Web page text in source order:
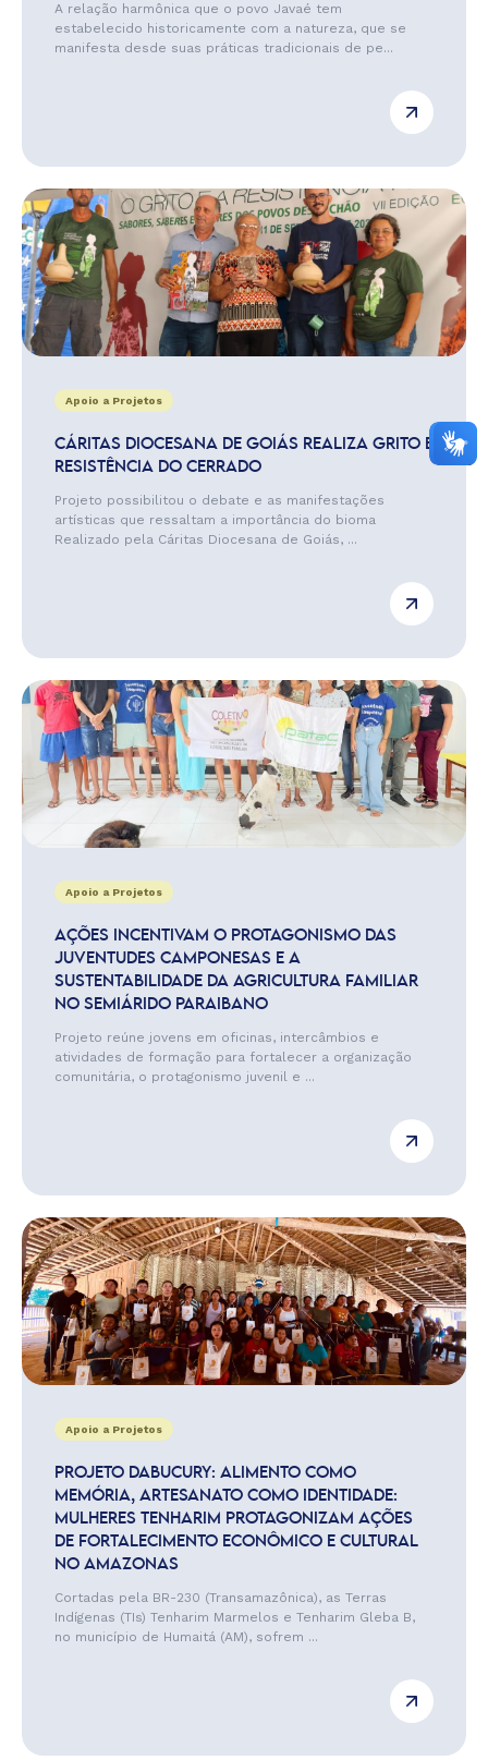
A relação harmônica que o povo Javaé tem
estabelecido historicamente com a natureza, que se
manifesta desde suas práticas tradicionais de pe...
Apoio a Projetos
CÁRITAS DIOCESANA DE GOIÁS REALIZA GRITO E
RESISTÊNCIA DO CERRADO
Projeto possibilitou o debate e as manifestações
artísticas que ressaltam a importância do bioma
Realizado pela Cáritas Diocesana de Goiás, ...
Apoio a Projetos
AÇÕES INCENTIVAM O PROTAGONISMO DAS
JUVENTUDES CAMPONESAS E A
SUSTENTABILIDADE DA AGRICULTURA FAMILIAR
NO SEMIÁRIDO PARAIBANO
Projeto reúne jovens em oficinas, intercâmbios e
atividades de formação para fortalecer a organização
comunitária, o protagonismo juvenil e ...
Apoio a Projetos
PROJETO DABUCURY: ALIMENTO COMO
MEMÓRIA, ARTESANATO COMO IDENTIDADE:
MULHERES TENHARIM PROTAGONIZAM AÇÕES
DE FORTALECIMENTO ECONÔMICO E CULTURAL
NO AMAZONAS
Cortadas pela BR-230 (Transamazônica), as Terras
Indígenas (TIs) Tenharim Marmelos e Tenharim Gleba B,
no município de Humaitá (AM), sofrem ...